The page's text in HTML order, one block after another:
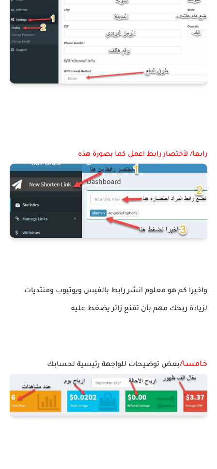
رابعا/ لأختصار رابط اعمل كما بصورة هذه
واخيرا كم هو معلوم انشر رابط بالفيس ويوتيوب ومنتديات
لزيادة ربحك مهم بأن تقنع زائر يضغط عليه
خامسا/بعض توضيحات للواجهة رئيسية لحسابك